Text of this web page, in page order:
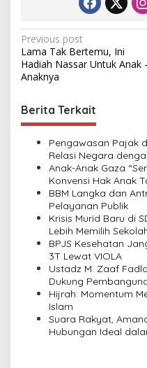
P
o
s
t
n
Previous post
Lama Tak Bertemu, Ini
Hadiah Nassar Untuk Anak
Anaknya
Berita Terkait
Pengawasan Pajak
Relasi Negara
Anak-Anak Gaza
Konvensi Hak Anak
BBM Langka dan
Pelayanan Publik
Krisis Murid Baru di
Lebih Memilih
BPJS Kesehatan
3T Lewat VIOLA
Ustadz M. Zaaf
Dukung
Pengajian Yayasan
Hijrah: Momentum
Islam
Suara Rakyat,
Hubungan Ideal